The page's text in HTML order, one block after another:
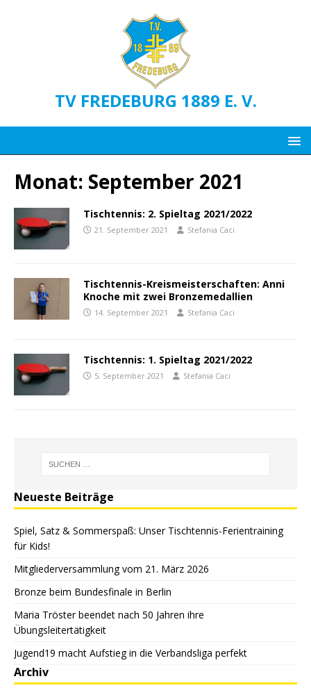
TV FREDEBURG 1889 E. V.
Monat: September 2021
Tischtennis: 2. Spieltag 2021/2022
21. September 2021 Stefania Caci
Tischtennis-Kreismeisterschaften: Anni
Knoche mit zwei Bronzemedallien
14. September 2021 Stefania Caci
Tischtennis: 1. Spieltag 2021/2022
5. September 2021 Stefania Caci
Neueste Beiträge
Spiel, Satz & Sommerspaß: Unser Tischtennis-Ferientraining
für Kids!
Mitgliederversammlung vom 21. März 2026
Bronze beim Bundesfinale in Berlin
Maria Tröster beendet nach 50 Jahren ihre
Übungsleitertätigkeit
Jugend19 macht Aufstieg in die Verbandsliga perfekt
Archiv